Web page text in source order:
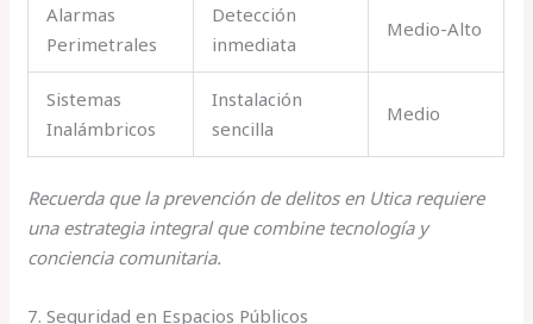
Alarmas
Perimetrales
Detección
inmediata
Medio-Alto
Sistemas
Inalámbricos
Instalación
sencilla
Medio
Recuerda que la prevención de delitos en Utica requiere
una estrategia integral que combine tecnología y
conciencia comunitaria.
7. Seguridad en Espacios Públicos